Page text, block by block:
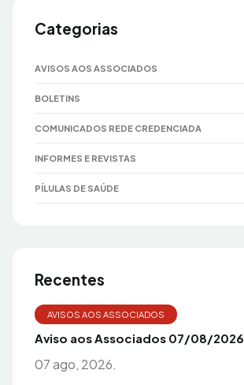
Categorias
AVISOS AOS ASSOCIADOS
BOLETINS
COMUNICADOS REDE CREDENCIADA
INFORMES E REVISTAS
PÍLULAS DE SAÚDE
Recentes
AVISOS AOS ASSOCIADOS
Aviso aos Associados 07/08/2026
07 ago, 2026.